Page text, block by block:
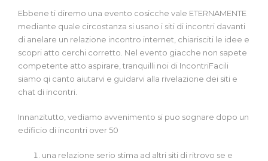
Ebbene ti diremo una evento cosicche vale ETERNAMENTE
mediante quale circostanza si usano i siti di incontri davanti
di anelare un relazione incontro internet, chiarisciti le idee e
scopri atto cerchi corretto. Nel evento giacche non sapete
competente atto aspirare, tranquilli noi di IncontriFacili
siamo qi canto aiutarvi e guidarvi alla rivelazione dei siti e
chat di incontri.
Innanzitutto, vediamo avvenimento si puo sognare dopo un
edificio di incontri over 50
una relazione serio stima ad altri siti di ritrovo se e